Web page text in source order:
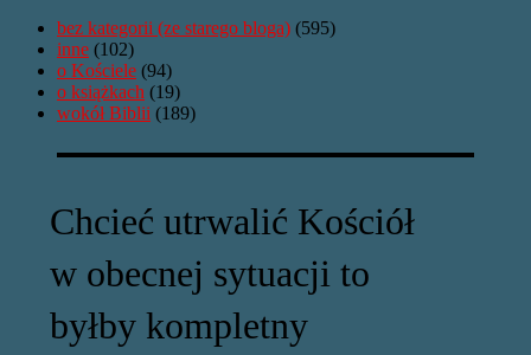
bez kategorii (ze starego bloga) (595)
inne (102)
o Kościele (94)
o książkach (19)
wokół Biblii (189)
Chcieć utrwalić Kościół
w obecnej sytuacji to
byłby kompletny